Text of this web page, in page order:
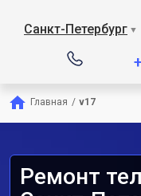
Санкт-Петербург ▼
Главная / v17
Ремонт